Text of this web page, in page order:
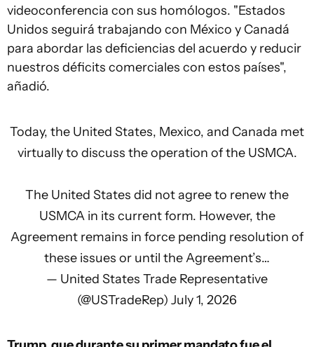
videoconferencia con sus homólogos. "Estados
Unidos seguirá trabajando con México y Canadá
para abordar las deficiencias del acuerdo y reducir
nuestros déficits comerciales con estos países",
añadió.
Today, the United States, Mexico, and Canada met
virtually to discuss the operation of the USMCA.
The United States did not agree to renew the
USMCA in its current form. However, the
Agreement remains in force pending resolution of
these issues or until the Agreement’s…
— United States Trade Representative
(@USTradeRep) July 1, 2026